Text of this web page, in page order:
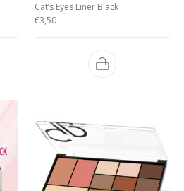
Cat’s Eyes Liner Black
€3,50